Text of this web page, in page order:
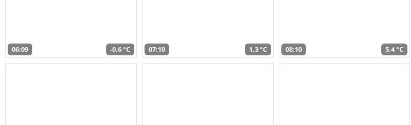
06:09 -0,6 °C 07:10 1,3 °C 08:10 5,4 °C